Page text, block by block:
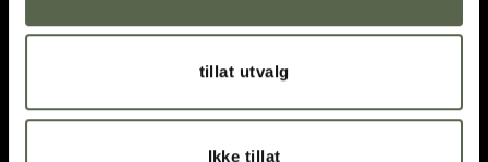
tillat utvalg
Ikke tillat
OPENING HOURS
DIRECTIONS